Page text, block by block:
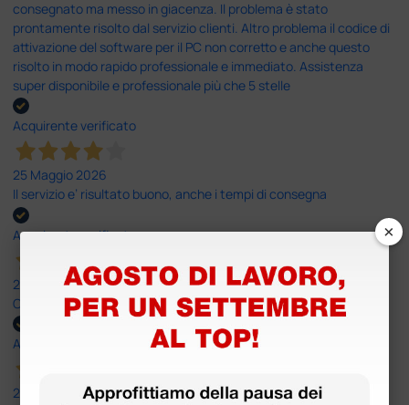
consegnato ma messo in giacenza. Il problema è stato
prontamente risolto dal servizio clienti. Altro problema il codice di
attivazione del software per il PC non corretto e anche questo
risolto in modo rapido professionale e immediato. Assistenza
super disponibile e professionale più che 5 stelle
Acquirente verificato
25 Maggio 2026
Il servizio e’ risultato buono, anche i tempi di consegna
Acquirente verificato
25 Maggio 2026
OTTIMO SITO E OTTIMO SERVIZIO
Acquirente verificato
25 Maggio 2026
×